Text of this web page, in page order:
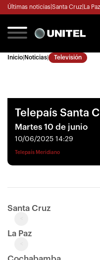
Últimas noticias Santa Cruz La Paz
Inicio Noticias Televisión
Telepaís Santa
Martes 10 de junio
10/06/2025 14:29
Telepaís Meridiano
Santa Cruz
La Paz